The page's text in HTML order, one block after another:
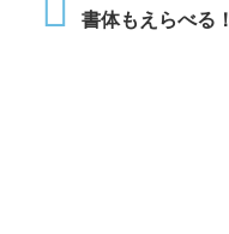
書体もえらべる！